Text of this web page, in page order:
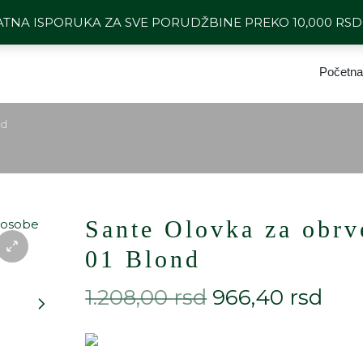
ISPORUKA ZA SVE PORUDŽBINE PREKO 10,000 RSD
1101 494 BESPLATNA
Početna
Sante Olovka za
01 Blond
1.208,00rsd 966,40 rsd